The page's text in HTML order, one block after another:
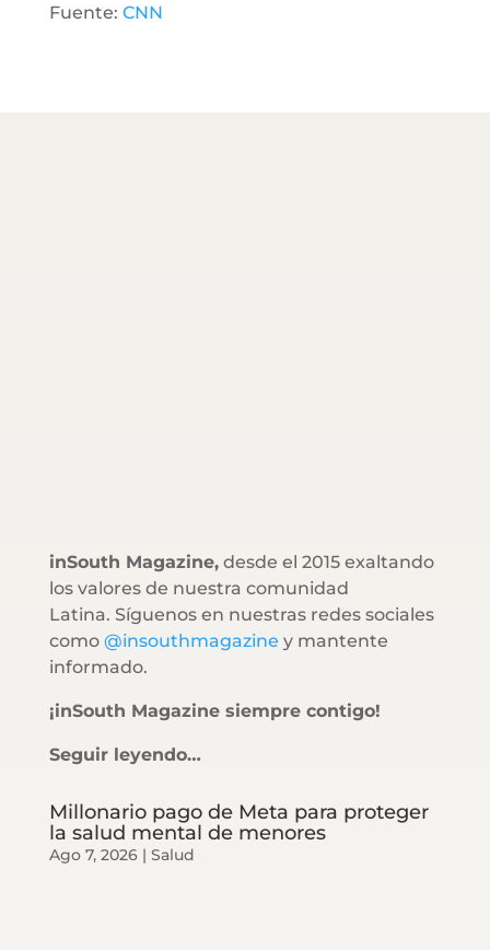
Fuente: CNN
inSouth Magazine,desde el 2015 exaltando
los valores de nuestra comunidad
Latina. Síguenos en nuestras redes sociales
como @insouthmagazine y mantente
informado.
¡inSouth Magazine siempre contigo!
Seguir leyendo…
Millonario pago de Meta para proteger
la salud mental de menores
Ago 7, 2026| Salud